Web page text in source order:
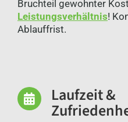
Bruchteil gewohnter
Leistungsverhältnis!
Ablauffrist.
Laufzeit &